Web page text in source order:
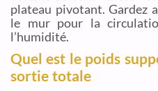
plateau pivotant. Gardez
le mur pour la
l’humidité.
Quel est le poids
sortie totale